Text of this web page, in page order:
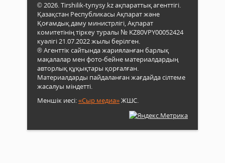
© 2026. Tirshilik-tynysy.kz ақпараттық агенттігі.
Қазақстан Республикасы Ақпарат және
Қоғамдық даму министрлігі, Ақпарат
комитетінің тіркеу туралы № KZ80VPY00052424
куәлігі 21.07.2022 жылы берілген.
® Агенттік сайтында жарияланған барлық
мақалалар мен фото-бейне материалдардың
авторлық құқықтары қорғалған.
Материалдарды пайдаланған жағдайда сілтеме
жасалуы міндетті.
Меншік иесі:«Сыр медиа»ЖШС.